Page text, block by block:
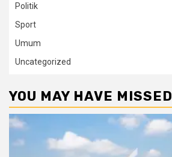
Politik
Sport
Umum
Uncategorized
YOU MAY HAVE MISSED